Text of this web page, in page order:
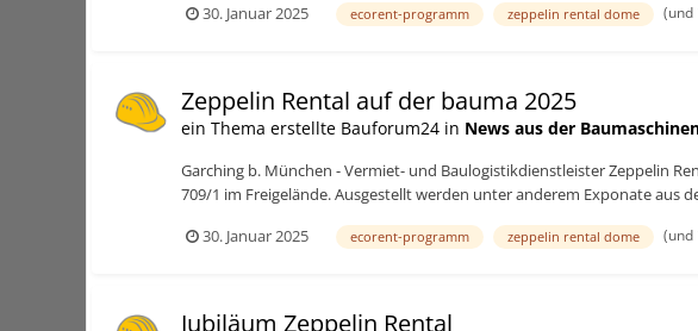
30. Januar 2025 ecorent-programm zeppelin rental dome (und
Zeppelin Rental auf der bauma 2025
ein Thema erstellte Bauforum24 in News aus der
Garching b. München - Vermiet- und Baulogistikdienstleister Zeppelin
709/1 im Freigelände. Ausgestellt werden unter anderem Exponate aus
30. Januar 2025
ecorent-programm zeppelin rental dome (und
Jubiläum Zeppelin Rental